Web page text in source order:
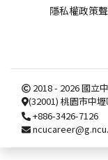
隱私權政策
2018 - 2026 國立
(32001) 桃園市中
+886-3426-7126